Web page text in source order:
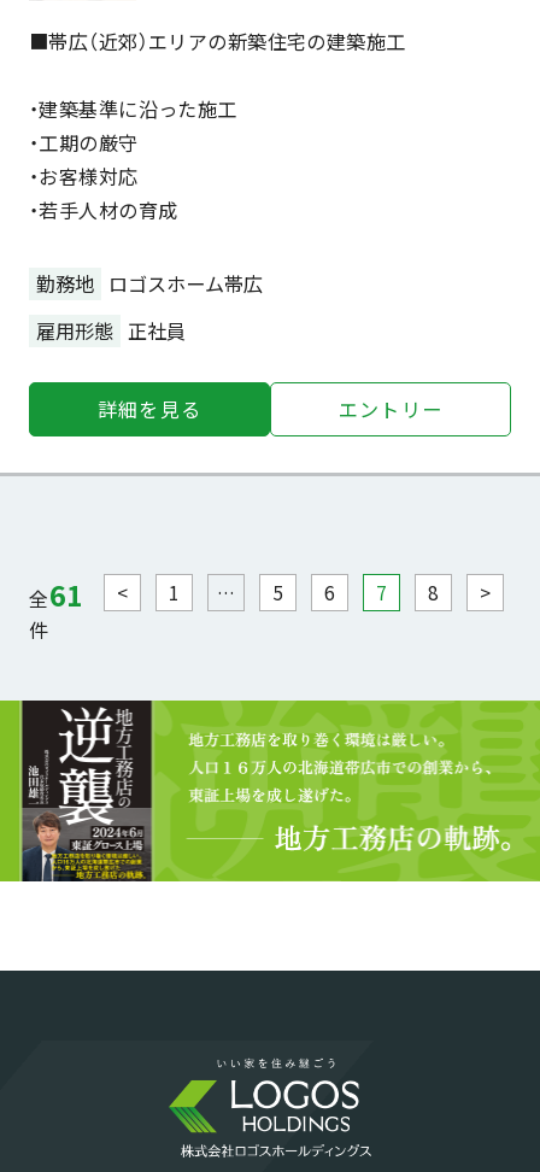
■帯広（近郊）エリアの新築住宅の建築施工
・建築基準に沿った施工
・工期の厳守
・お客様対応
・若手人材の育成
勤務地 ロゴスホーム帯広
雇用形態 正社員
詳細を⾒る エントリー
全61
件
< 1 … 5 6 7 8 >